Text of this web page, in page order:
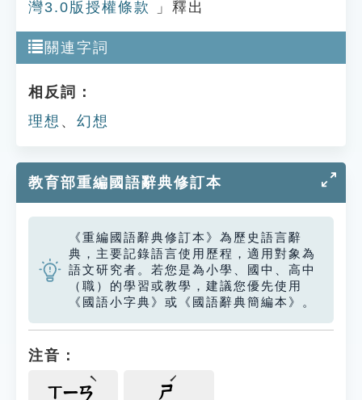
灣3.0版授權條款
」釋出
關連字詞
相反詞：
理想 、 幻想
教育部重編國語辭典修訂本
《重編國語辭典修訂本》為歷史語言辭
典，主要記錄語言使用歷程，適用對象為
語文研究者。若您是為小學、國中、高中
（職）的學習或教學，建議您優先使用
《國語小字典》或《國語辭典簡編本》。
注音：
ㄒㄧㄢ ㄕ